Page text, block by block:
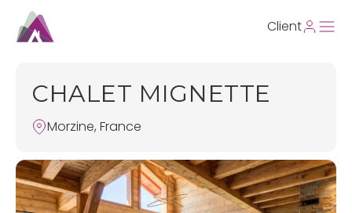
Client
CHALET MIGNETTE
Morzine, France